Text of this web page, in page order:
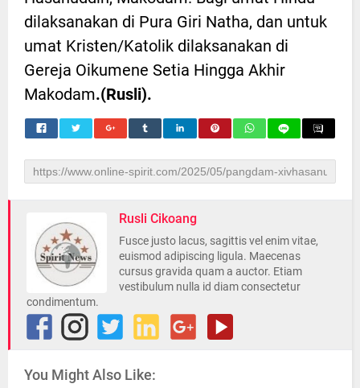
dilaksanakan di Pura Giri Natha, dan untuk
umat Kristen/Katolik dilaksanakan di
Gereja Oikumene Setia Hingga Akhir
Makodam.(Rusli).
Rusli Cikoang
Fusce justo lacus, sagittis vel enim vitae,
euismod adipiscing ligula. Maecenas
cursus gravida quam a auctor. Etiam
vestibulum nulla id diam consectetur
condimentum.
You Might Also Like: